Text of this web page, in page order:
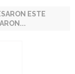
ESTE